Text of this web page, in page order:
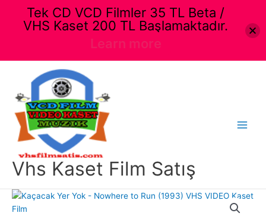
Vhs Kaset Film Satış
Tek CD VCD Filmler 35 TL Beta /
VHS Kaset 200 TL Başlamaktadır.
Learn more